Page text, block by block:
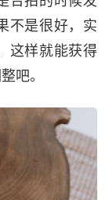
不是很好，实
这样就能获得
吧。